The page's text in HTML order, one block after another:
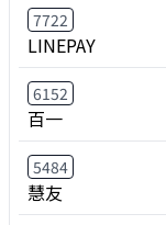
7722
LINEPAY
6152
百一
5484
慧友